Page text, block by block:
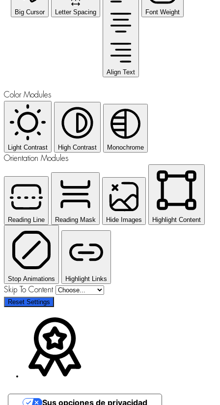
Big Cursor Letter Spacing
Align Text
Font Weight
Color Modules
Light Contrast High Contrast Monochrome
Orientation Modules
Reading Line Reading Mask Hide Images Highlight Content
Stop Animations Highlight Links
Skip To Content
Reset Settings
Sus opciones de privacidad